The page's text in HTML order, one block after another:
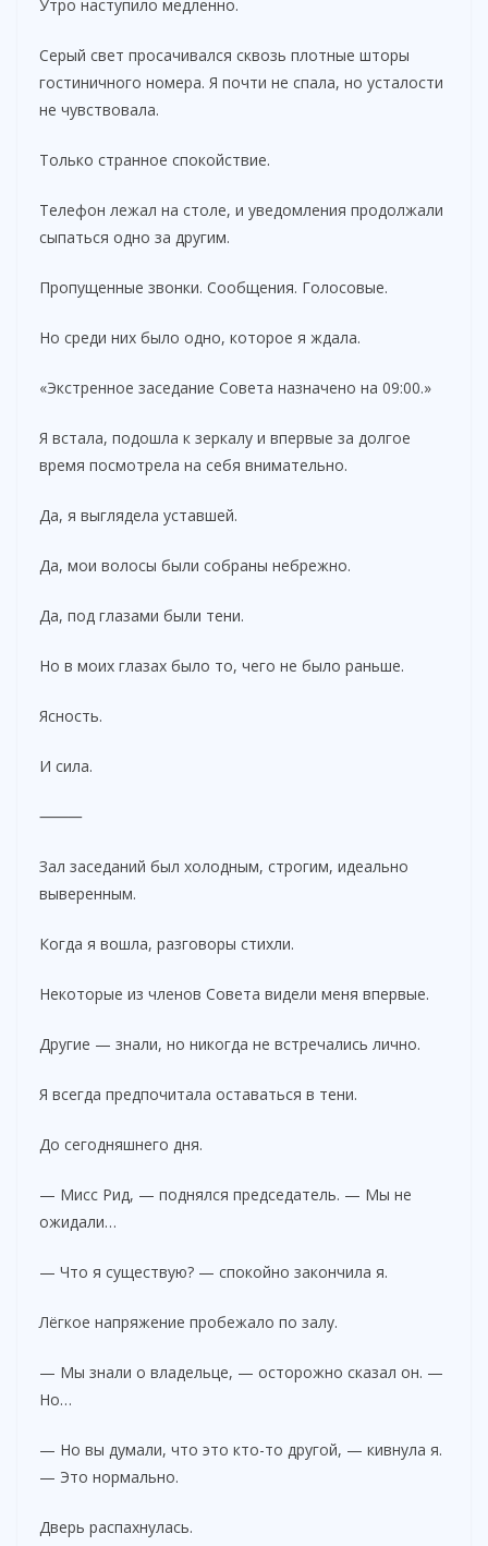
Утро наступило медленно.
Серый свет просачивался сквозь плотные шторы
гостиничного номера. Я почти не спала, но усталости
не чувствовала.
Только странное спокойствие.
Телефон лежал на столе, и уведомления продолжали
сыпаться одно за другим.
Пропущенные звонки. Сообщения. Голосовые.
Но среди них было одно, которое я ждала.
«Экстренное заседание Совета назначено на 09:00.»
Я встала, подошла к зеркалу и впервые за долгое
время посмотрела на себя внимательно.
Да, я выглядела уставшей.
Да, мои волосы были собраны небрежно.
Да, под глазами были тени.
Но в моих глазах было то, чего не было раньше.
Ясность.
И сила.
⸻
Зал заседаний был холодным, строгим, идеально
выверенным.
Когда я вошла, разговоры стихли.
Некоторые из членов Совета видели меня впервые.
Другие — знали, но никогда не встречались лично.
Я всегда предпочитала оставаться в тени.
До сегодняшнего дня.
— Мисс Рид, — поднялся председатель. — Мы не
ожидали…
— Что я существую? — спокойно закончила я.
Лёгкое напряжение пробежало по залу.
— Мы знали о владельце, — осторожно сказал он. —
Но…
— Но вы думали, что это кто-то другой, — кивнула я.
— Это нормально.
Дверь распахнулась.